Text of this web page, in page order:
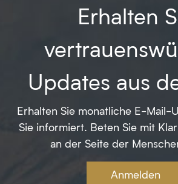
Erhalten
Updates aus
Erhalten Sie monatliche E-Mail-
Sie informiert. Beten Sie mit
an der Seite der
Anmelden